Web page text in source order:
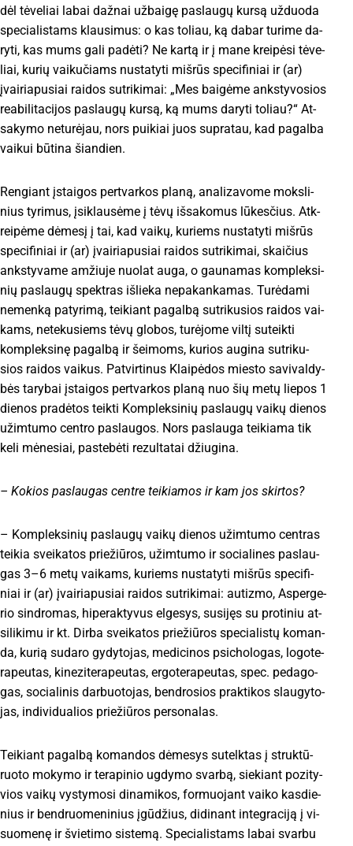
dėl tė­ve­liai la­bai daž­nai už­bai­gę pa­slau­gų kur­są už­duo­da
spe­cia­lis­tams klau­si­mus: o kas to­liau, ką da­bar tu­ri­me da­
ry­ti, kas mums ga­li pa­dė­ti? Ne kar­tą ir į ma­ne krei­pė­si tė­ve­
liai, ku­rių vai­ku­čiams nu­sta­ty­ti miš­rūs spe­ci­fi­niai ir (ar)
įvai­ria­pu­siai rai­dos su­tri­ki­mai: „Mes bai­gė­me anks­ty­vo­sios
rea­bi­li­ta­ci­jos pa­slau­gų kur­są, ką mums da­ry­ti to­liau?“ At­
sa­ky­mo ne­tu­rė­jau, nors pui­kiai juos su­pra­tau, kad pa­gal­ba
vai­kui bū­ti­na šian­dien.
Ren­giant įstai­gos per­tvar­kos pla­ną, ana­li­za­vo­me moks­li­
nius ty­ri­mus, įsi­klau­sė­me į tė­vų iš­sa­ko­mus lū­kes­čius. Atk­
rei­pė­me dė­me­sį į tai, kad vai­kų, ku­riems nu­sta­ty­ti miš­rūs
spe­ci­fi­niai ir (ar) įvai­ria­pu­siai rai­dos su­tri­ki­mai, skai­čius
anks­ty­va­me am­žiu­je nuo­lat au­ga, o gau­na­mas komp­lek­si­
nių pa­slau­gų spekt­ras iš­lie­ka ne­pa­kan­ka­mas. Tu­rė­da­mi
ne­men­ką pa­ty­ri­mą, tei­kiant pa­gal­bą su­tri­ku­sios rai­dos vai­
kams, ne­te­ku­siems tė­vų glo­bos, tu­rė­jo­me vil­tį su­teik­ti
komp­lek­si­nę pa­gal­bą ir šei­moms, ku­rios au­gi­na su­tri­ku­
sios rai­dos vai­kus. Pat­vir­ti­nus Klai­pė­dos mies­to sa­vi­val­dy­
bės ta­ry­bai įstai­gos per­tvar­kos pla­ną nuo šių me­tų lie­pos 1
die­nos pra­dė­tos teik­ti Komp­lek­si­nių pa­slau­gų vai­kų die­nos
užim­tu­mo cent­ro pa­slau­gos. Nors pa­slau­ga tei­kia­ma tik
ke­li mė­ne­siai, pa­ste­bė­ti re­zul­ta­tai džiu­gi­na.
– Ko­kios pa­slau­gas cent­re tei­kia­mos ir kam jos skir­tos?
– Komp­lek­si­nių pa­slau­gų vai­kų die­nos užim­tu­mo cent­ras
tei­kia svei­ka­tos prie­žiū­ros, užim­tu­mo ir so­cia­li­nes pa­slau­
gas 3–6 me­tų vai­kams, ku­riems nu­sta­ty­ti miš­rūs spe­ci­fi­
niai ir (ar) įvai­ria­pu­siai rai­dos su­tri­ki­mai: au­tiz­mo, As­per­ge­
rio sind­ro­mas, hi­pe­rak­ty­vus el­ge­sys, su­si­jęs su pro­ti­niu at­
si­li­ki­mu ir kt. Dir­ba svei­ka­tos prie­žiū­ros spe­cia­lis­tų ko­man­
da, ku­rią su­da­ro gy­dy­to­jas, me­di­ci­nos psi­cho­lo­gas, lo­go­te­
ra­peu­tas, ki­ne­zi­te­ra­peu­tas, er­go­te­ra­peu­tas, spec. pe­da­go­
gas, so­cia­li­nis dar­buo­to­jas, bend­ro­sios pra­kti­kos slau­gy­to­
jas, in­di­vi­dua­lios prie­žiū­ros per­so­na­las.
Tei­kiant pa­gal­bą ko­man­dos dė­me­sys su­telk­tas į struk­tū­
ruo­to mo­ky­mo ir te­ra­pi­nio ug­dy­mo svar­bą, sie­kiant po­zi­ty­
vios vai­kų vys­ty­mo­si di­na­mi­kos, for­muo­jant vai­ko kas­die­
nius ir bend­ruo­me­ni­nius įgū­džius, di­di­nant in­teg­ra­ci­ją į vi­
suo­me­nę ir švie­ti­mo sis­te­mą. Spe­cia­lis­tams la­bai svar­bu